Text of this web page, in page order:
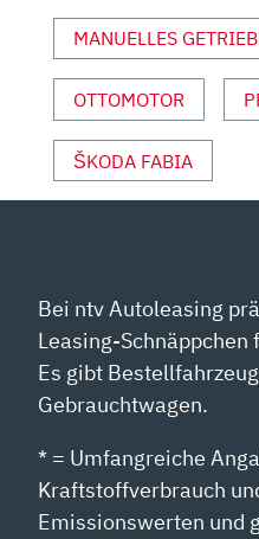
PORT“ V
ON Y
NZEIGEN
MANUELLES
OTTOMOTOR
ŠKODA FABIA
Bei ntv Autoleasing
Leasing-
Es gibt
Gebrauchtwagen.
* = Umfangreiche
Kraftstoffverbrauch
Emissionswerten und